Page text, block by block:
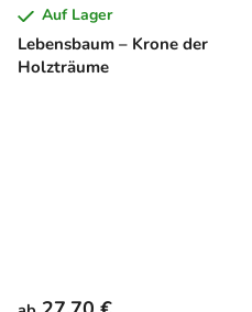
Lebensbaum – Krone der
Holzträume
Auf Lager